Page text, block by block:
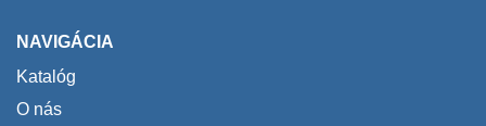
NAVIGÁCIA
Katalóg
O nás